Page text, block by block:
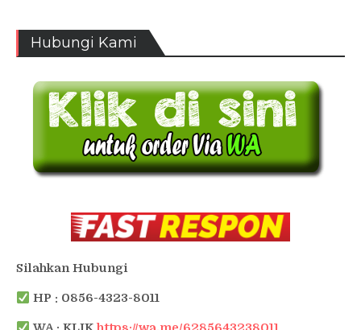
Hubungi Kami
Silahkan Hubungi
HP : 0856-4323-8011